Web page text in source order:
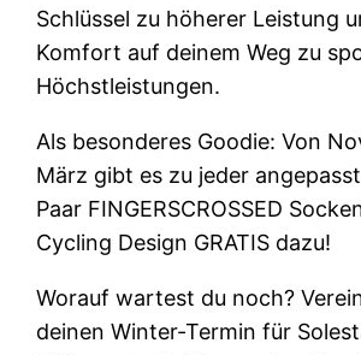
Schlüssel zu höherer Leistung
Komfort auf deinem Weg zu
Höchstleistungen.
Als besonderes Goodie: Von
März gibt es zu jeder
Paar FINGERSCROSSED
Cycling Design GRATIS dazu!
Worauf wartest du noch?
deinen Winter-Termin für